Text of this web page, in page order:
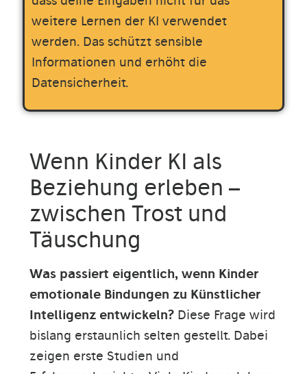
weitere Lernen der KI verwendet
werden. Das schützt sensible
Informationen und erhöht die
Datensicherheit.
Wenn Kinder KI als
Beziehung erleben –
zwischen Trost und
Täuschung
Was passiert eigentlich, wenn Kinder
emotionale Bindungen zu Künstlicher
Intelligenz entwickeln? Diese Frage wird
bislang erstaunlich selten gestellt. Dabei
zeigen erste Studien und